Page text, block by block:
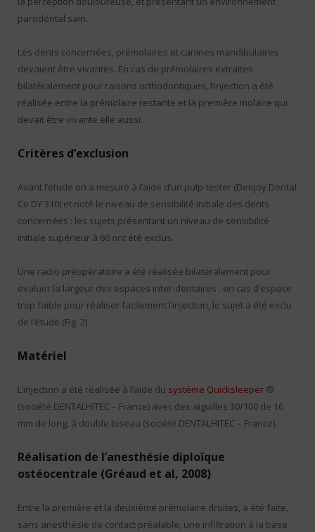
parodontal sain.
Les dents concernées, prémolaires et canines mandibulaires
devaient être vivantes. En cas de prémolaires extraites
bilatéralement pour raisons orthodontiques, l’injection a été
réalisée entre la prémolaire restante et la première molaire qui
devait être vivante elle aussi.
Critères d’exclusion
Avant l’étude on a mesuré à l’aide d’un pulp-tester (Denjoy Dental
Co DY 310) et noté le niveau de sensibilité initiale des dents
concernées : les sujets présentant un niveau de sensibilité
initiale supérieur à 60 ont été exclus.
Une radio préopératoire a été réalisée bilatéralement pour
évaluer la largeur des espaces inter-dentaires : en cas d’espace
trop faible pour réaliser facilement l’injection, le sujet a été exclu
de l’étude (Fig. 2).
Matériel
L’injection a été réalisée à l’aide du système Quicksleeper ®
(société DENTALHITEC – France) avec des aiguilles 30/100 de 16
mm de long, à double biseau (société DENTALHITEC – France).
Réalisation de l’anesthésie diploïque
ostéocentrale (Gréaud et al, 2008)
Entre la première et la deuxième prémolaire droites, a été faite,
sans anesthésie de contact préalable, une infiltration à la base